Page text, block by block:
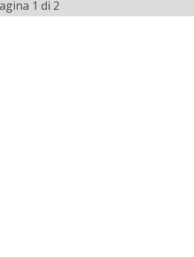
1 di 2